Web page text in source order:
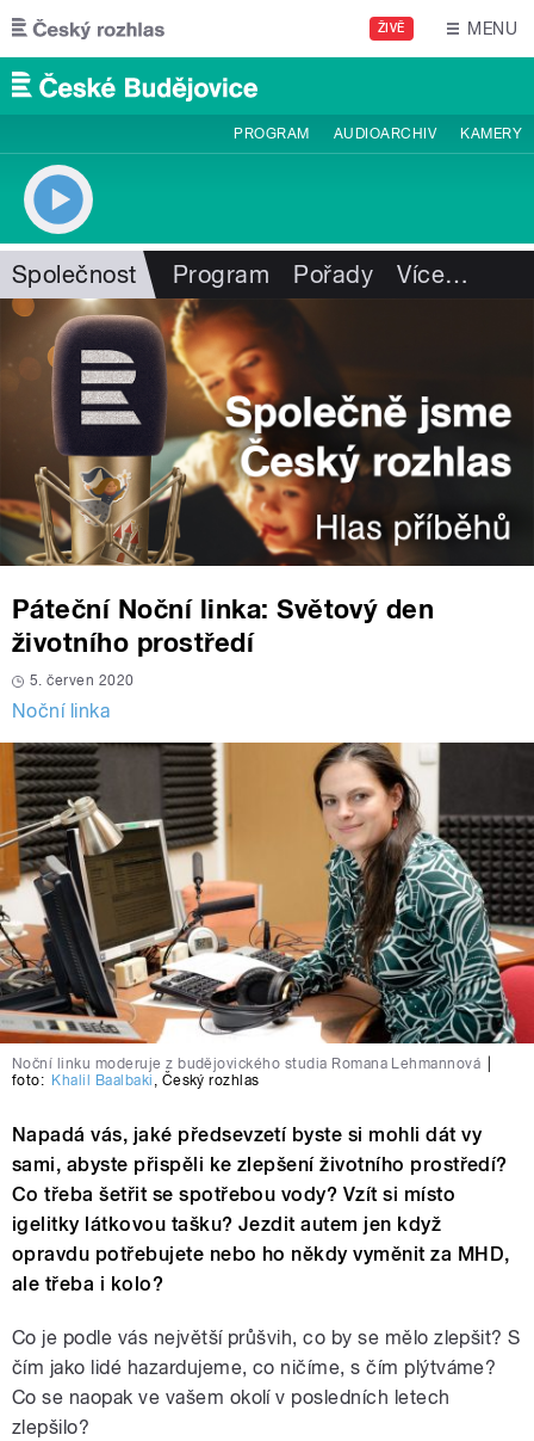
Přejít k hlavnímu obsahu
ŽIVĚ MENU
PROGRAM AUDIOARCHIV KAMERY
Společnost Program Pořady Více…
Páteční Noční linka: Světový den
životního prostředí
5. červen 2020
Noční linka
Noční linku moderuje z budějovického studia Romana Lehmannová
foto: Khalil Baalbaki , Český rozhlas
Napadá vás, jaké předsevzetí byste si mohli dát vy
sami, abyste přispěli ke zlepšení životního prostředí?
Co třeba šetřit se spotřebou vody? Vzít si místo
igelitky látkovou tašku? Jezdit autem jen když
opravdu potřebujete nebo ho někdy vyměnit za MHD,
ale třeba i kolo?
Co je podle vás největší průšvih, co by se mělo zlepšit? S
čím jako lidé hazardujeme, co ničíme, s čím plýtváme?
Co se naopak ve vašem okolí v posledních letech
zlepšilo?